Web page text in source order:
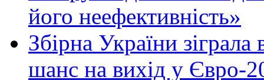
його неефективність»
Збірна України зіграла
шанс на вихід у Євро-